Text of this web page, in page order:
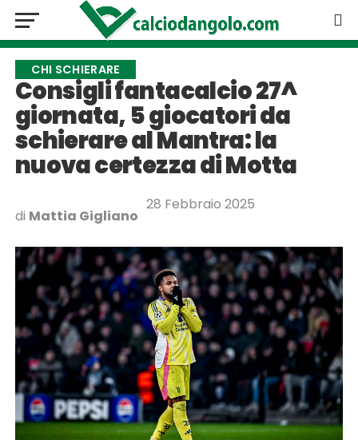
CHI SCHIERARE
Consigli fantacalcio 27^
giornata, 5 giocatori da
schierare al Mantra: la
nuova certezza di Motta
di Mattia Gigliano
28 Febbraio 2025